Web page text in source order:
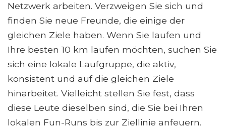
Netzwerk arbeiten. Verzweigen Sie sich und
finden Sie neue Freunde, die einige der
gleichen Ziele haben. Wenn Sie laufen und
Ihre besten 10 km laufen möchten, suchen Sie
sich eine lokale Laufgruppe, die aktiv,
konsistent und auf die gleichen Ziele
hinarbeitet. Vielleicht stellen Sie fest, dass
diese Leute dieselben sind, die Sie bei Ihren
lokalen Fun-Runs bis zur Ziellinie anfeuern.